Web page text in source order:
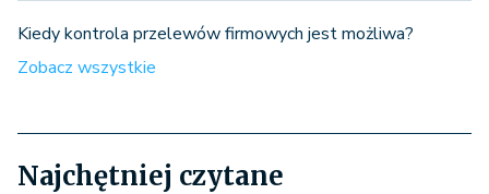
Kiedy kontrola przelewów firmowych jest możliwa?
Zobacz wszystkie
Najchętniej czytane